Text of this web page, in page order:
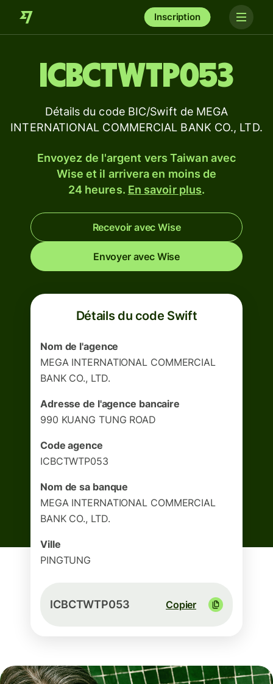
Inscription
ICBCTWTP053
Détails du code BIC/Swift de MEGA
INTERNATIONAL COMMERCIAL BANK CO., LTD.
Envoyez de l'argent vers Taiwan avec
Wise et il arrivera en moins de
24 heures. En savoir plus.
Recevoir avec Wise
Envoyer avec Wise
Détails du code Swift
Nom de l'agence
MEGA INTERNATIONAL COMMERCIAL
BANK CO., LTD.
Adresse de l'agence bancaire
990 KUANG TUNG ROAD
Code agence
ICBCTWTP053
Nom de sa banque
MEGA INTERNATIONAL COMMERCIAL
BANK CO., LTD.
Ville
PINGTUNG
ICBCTWTP053 Copier